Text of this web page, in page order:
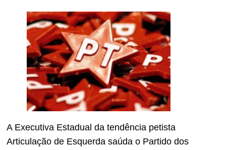
A Executiva Estadual da tendência petista
Articulação de Esquerda saúda o Partido dos